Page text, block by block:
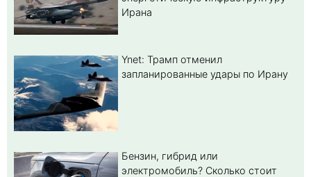
Ирана
Ynet: Трамп отменил
запланированные удары по Ирану
Бензин, гибрид или
электромобиль? Cколько стоит